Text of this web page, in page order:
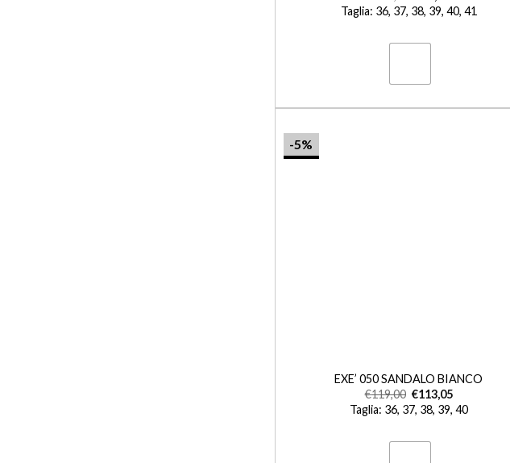
Taglia: 36, 37, 38, 39, 40, 41
-5%
EXE’ 050 SANDALO BIANCO
€119,00 €113,05
Taglia: 36, 37, 38, 39, 40